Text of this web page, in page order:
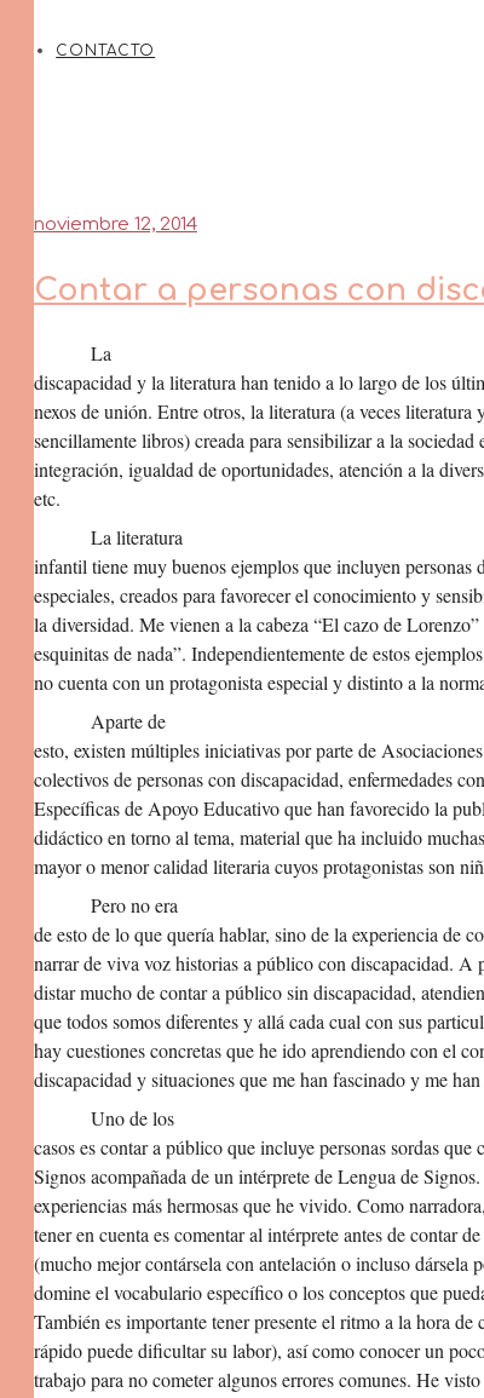
CONTACTO
noviembre 12, 2014
Contar a personas con
La
discapacidad y la literatura han tenido a lo largo de los
nexos de unión. Entre otros, la literatura (a veces literatura
sencillamente libros) creada para sensibilizar a la sociedad
integración, igualdad de oportunidades, atención a la
etc.
La literatura
infantil tiene muy buenos ejemplos que incluyen personas
especiales, creados para favorecer el conocimiento y
la diversidad. Me vienen a la cabeza “El cazo de
esquinitas de nada”. Independientemente de estos
no cuenta con un protagonista especial y distinto a la
Aparte de
esto, existen múltiples iniciativas por parte de
colectivos de personas con discapacidad, enfermedades
Específicas de Apoyo Educativo que han favorecido la
didáctico en torno al tema, material que ha incluido
mayor o menor calidad literaria cuyos protagonistas son
Pero no era
de esto de lo que quería hablar, sino de la experiencia de
narrar de viva voz historias a público con discapacidad. A
distar mucho de contar a público sin discapacidad,
que todos somos diferentes y allá cada cual con sus
hay cuestiones concretas que he ido aprendiendo con el
discapacidad y situaciones que me han fascinado y me han
Uno de los
casos es contar a público que incluye personas sordas que
Signos acompañada de un intérprete de Lengua de
experiencias más hermosas que he vivido. Como
tener en cuenta es comentar al intérprete antes de contar
(mucho mejor contársela con antelación o incluso dársela
domine el vocabulario específico o los conceptos que
También es importante tener presente el ritmo a la hora de
rápido puede dificultar su labor), así como conocer un
trabajo para no cometer algunos errores comunes. He